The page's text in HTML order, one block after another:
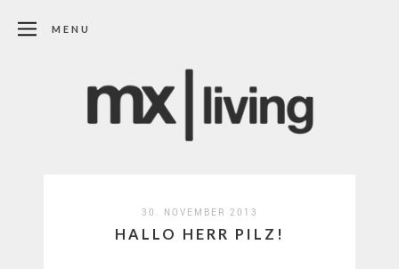
MENU
30. NOVEMBER 2013
HALLO HERR PILZ!